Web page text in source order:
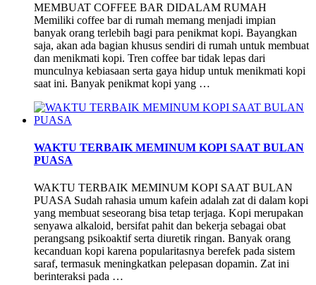
MEMBUAT COFFEE BAR DIDALAM RUMAH
Memiliki coffee bar di rumah memang menjadi impian
banyak orang terlebih bagi para penikmat kopi. Bayangkan
saja, akan ada bagian khusus sendiri di rumah untuk membuat
dan menikmati kopi. Tren coffee bar tidak lepas dari
munculnya kebiasaan serta gaya hidup untuk menikmati kopi
saat ini. Banyak penikmat kopi yang …
WAKTU TERBAIK MEMINUM KOPI SAAT BULAN
PUASA
WAKTU TERBAIK MEMINUM KOPI SAAT BULAN
PUASA Sudah rahasia umum kafein adalah zat di dalam kopi
yang membuat seseorang bisa tetap terjaga. Kopi merupakan
senyawa alkaloid, bersifat pahit dan bekerja sebagai obat
perangsang psikoaktif serta diuretik ringan. Banyak orang
kecanduan kopi karena popularitasnya berefek pada sistem
saraf, termasuk meningkatkan pelepasan dopamin. Zat ini
berinteraksi pada …